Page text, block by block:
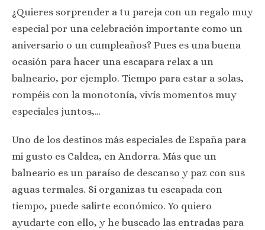
¿Quieres sorprender a tu pareja con un regalo muy
especial por una celebración importante como un
aniversario o un cumpleaños? Pues es una buena
ocasión para hacer una escapara relax a un
balneario, por ejemplo. Tiempo para estar a solas,
rompéis con la monotonía, vivís momentos muy
especiales juntos,…
Uno de los destinos más especiales de España para
mi gusto es Caldea, en Andorra. Más que un
balneario es un paraíso de descanso y paz con sus
aguas termales. Si organizas tu escapada con
tiempo, puede salirte económico. Yo quiero
ayudarte con ello, y he buscado las entradas para